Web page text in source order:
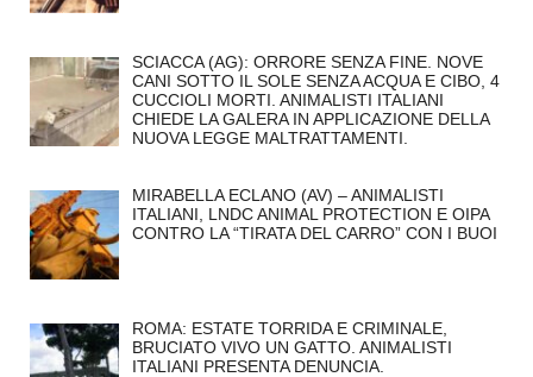
SCIACCA (AG): ORRORE SENZA FINE. NOVE
CANI SOTTO IL SOLE SENZA ACQUA E CIBO, 4
CUCCIOLI MORTI. ANIMALISTI ITALIANI
CHIEDE LA GALERA IN APPLICAZIONE DELLA
NUOVA LEGGE MALTRATTAMENTI.
MIRABELLA ECLANO (AV) – ANIMALISTI
ITALIANI, LNDC ANIMAL PROTECTION E OIPA
CONTRO LA “TIRATA DEL CARRO” CON I BUOI
ROMA: ESTATE TORRIDA E CRIMINALE,
BRUCIATO VIVO UN GATTO. ANIMALISTI
ITALIANI PRESENTA DENUNCIA.